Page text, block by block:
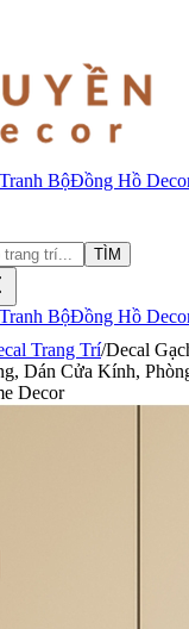
Tranh BộĐồng Hồ
TÌM
Tranh BộĐồng Hồ
Trang Trí/Decal
Dán Cửa Kính,
Decor